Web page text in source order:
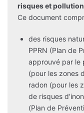
risques et
Ce document
des risques
PPRN (Plan de
approuvé par le
(pour les zones
radon (pour les
de risques
(Plan de